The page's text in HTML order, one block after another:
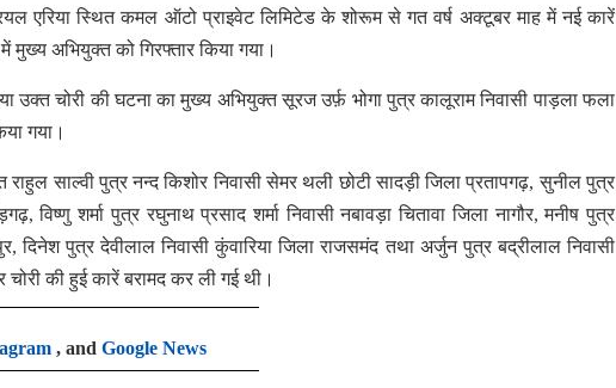
एरिया स्थित कमल ऑटो प्राइवेट लिमिटेड के शोरूम से गत वर्ष अक्टूबर माह में नई कारें
अभियुक्त को गिरफ्तार किया गया।
उक्त चोरी की घटना का मुख्य अभियुक्त सूरज उर्फ़ भोगा पुत्र कालूराम निवासी पाड़ला फला
गया।
साल्वी पुत्र नन्द किशोर निवासी सेमर थली छोटी सादड़ी जिला प्रतापगढ़, सुनील पुत्र
विष्णु शर्मा पुत्र रघुनाथ प्रसाद शर्मा निवासी नबावड़ा चितावा जिला नागौर, मनीष पुत्र
दिनेश पुत्र देवीलाल निवासी कुंवारिया जिला राजसमंद तथा अर्जुन पुत्र बद्रीलाल निवासी
चोरी की हुई कारें बरामद कर ली गई थी।
, and Google News